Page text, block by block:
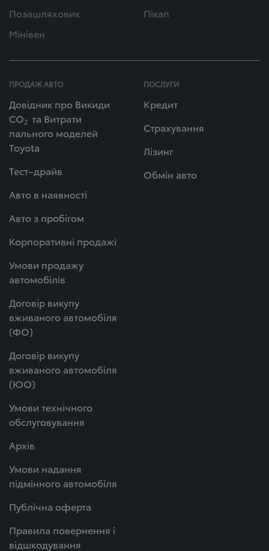
Позашляховик
Пікап
Мінівен
ПРОДАЖ АВТО
Довідник про Викиди
СО2 та Витрати
пального моделей
Toyota
Тест–драйв
Авто в наявності
Авто з пробігом
Корпоративні продажі
Умови продажу
автомобілів
Договір викупу
вживаного автомобіля
(ФО)
Договір викупу
вживаного автомобіля
(ЮО)
Умови технічного
обслуговування
Архів
Умови надання
підмінного автомобіля
Публічна оферта
Правила повернення і
відшкодування
ПОСЛУГИ
Кредит
Страхування
Лізинг
Обмін авто